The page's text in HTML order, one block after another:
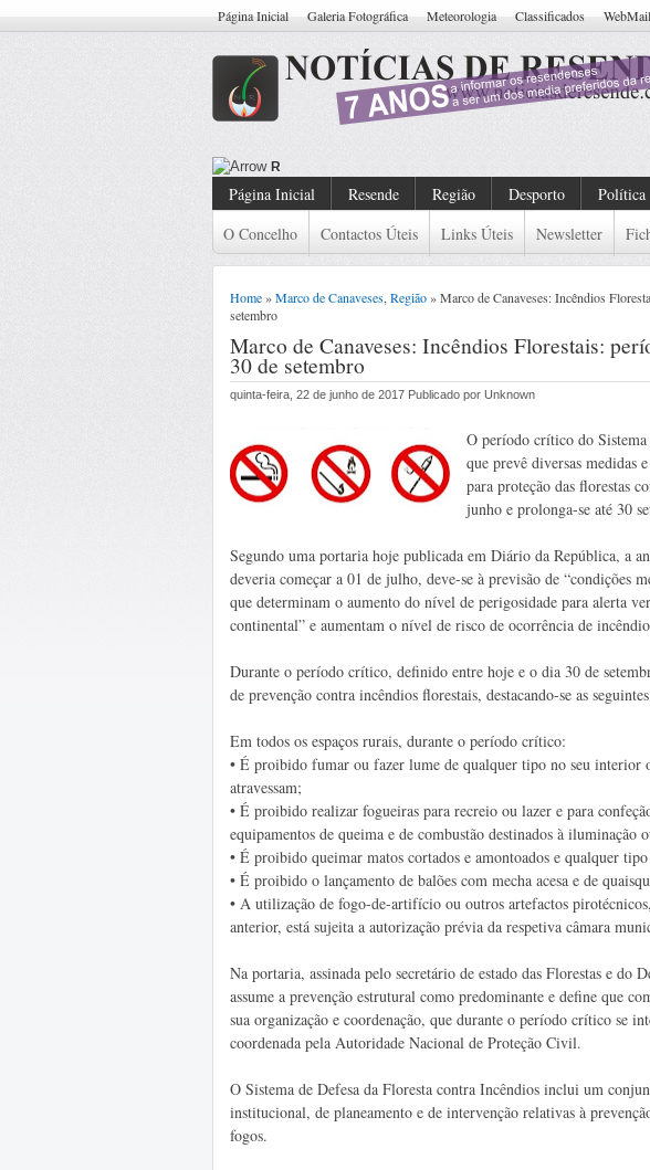
Página Inicial Galeria Fotográfica Meteorologia Classificados WebMail
Resende: Detido Cidadão Com
Página Inicial Resende Região Desporto Política
O Concelho
Contactos Úteis Links Úteis Newsletter
Home»Marco de Canaveses Região» Marco de Canaveses: Incêndios
setembro
Marco de Canaveses: Incêndios Florestais:
30 de setembro
quinta-feira, 22 de junho de 2017 Publicado por Unknown
O período crítico do
que prevê diversas medidas
para proteção das florestas
junho e prolonga-se até 30
Segundo uma portaria hoje publicada em Diário da República, a
deveria começar a 01 de julho, deve-se à previsão de “condições
que determinam o aumento do nível de perigosidade para alerta
continental” e aumentam o nível de risco de ocorrência de
Durante o período crítico, definido entre hoje e o dia 30 de
de prevenção contra incêndios florestais, destacando-se as
Em todos os espaços rurais, durante o período crítico:
• É proibido fumar ou fazer lume de qualquer tipo no seu interior
atravessam;
• É proibido realizar fogueiras para recreio ou lazer e para
equipamentos de queima e de combustão destinados à iluminação
• É proibido queimar matos cortados e amontoados e qualquer
• É proibido o lançamento de balões com mecha acesa e de
• A utilização de fogo-de-artifício ou outros artefactos
anterior, está sujeita a autorização prévia da respetiva câmara
Na portaria, assinada pelo secretário de estado das Florestas e do
assume a prevenção estrutural como predominante e define que
sua organização e coordenação, que durante o período crítico se
coordenada pela Autoridade Nacional de Proteção Civil.
O Sistema de Defesa da Floresta contra Incêndios inclui um
institucional, de planeamento e de intervenção relativas à
fogos.